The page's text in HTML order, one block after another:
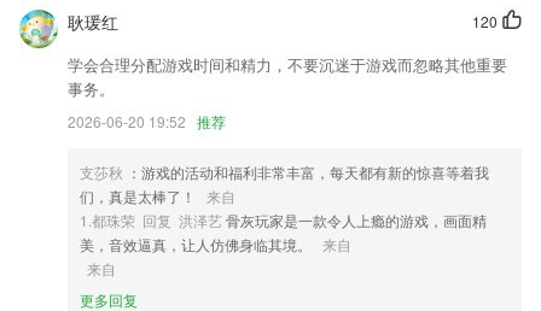
2,为考生提供高考志愿模拟填报系统，对考生填报结果进行打分评价并提
供专业建议。
3,【车辆状况报告】报告出发和到达车辆的情况更加方便！司机可以在出
发前和到达后报告车辆照片和车辆状况，以减少运输过程中或到达后的纠
4,这里是2265牛仔们的聚集地。
5,我的班级：班级所有人员详情。
6,【顺丰唯一官方承运商】
九洲下载安装软件优势
120
耿瑗红
学会合理分配游戏时间和精力，不要沉迷于游戏而忽略其他重要
事务。
2026-06-20 19:52 推荐
支莎秋 ：游戏的活动和福利非常丰富，每天都有新的惊喜等着我
们，真是太棒了！
来自
1.都珠荣 回复 洪泽艺 骨灰玩家是一款令人上瘾的游戏，画面精
美，音效逼真，让人仿佛身临其境。
来自
来自
更多回复